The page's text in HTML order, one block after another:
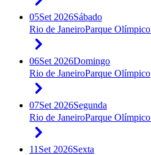
05Set 2026Sábado
Rio de JaneiroParque Olímpico
06Set 2026Domingo
Rio de JaneiroParque Olímpico
07Set 2026Segunda
Rio de JaneiroParque Olímpico
11 Set 2026Sexta